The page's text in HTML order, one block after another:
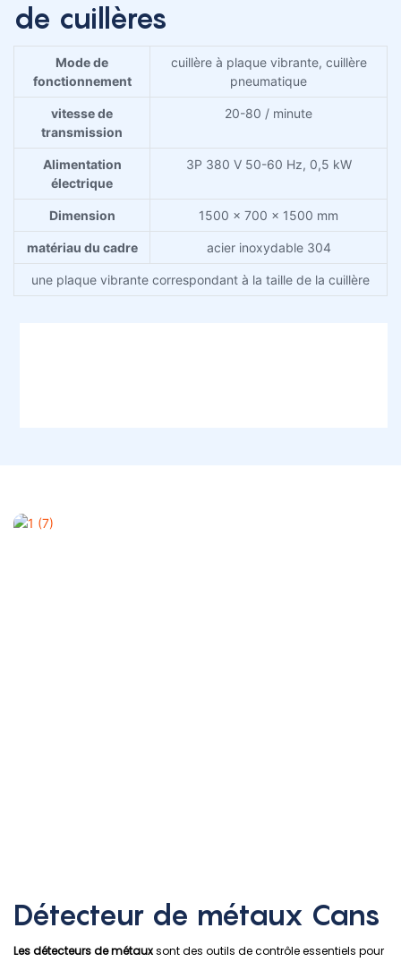
de cuillères
Mode de
fonctionnement
cuillère à plaque vibrante, cuillère
pneumatique
vitesse de
transmission
20-80 / minute
Alimentation
électrique
3P 380 V 50-60 Hz, 0,5 kW
Dimension 1500 × 700 × 1500 mm
matériau du cadre acier inoxydable 304
une plaque vibrante correspondant à la taille de la cuillère
Détecteur de métaux Cans
Les détecteurs de métauxsont des outils de contrôle essentiels pour